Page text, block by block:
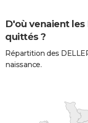
D'où venaient les
quittés ?
Répartition des
naissance.